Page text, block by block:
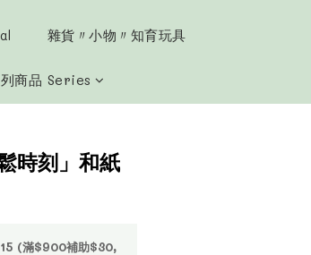
雜貨〃小物〃知育玩具
商品 Series
時刻」和紙
(滿$900補助$30,